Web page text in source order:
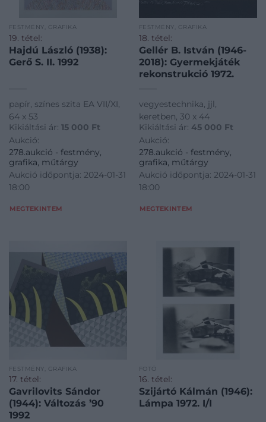
FESTMÉNY, GRAFIKA
19. tétel:
Hajdú László (1938):
Gerő S. II. 1992
papír, színes szita EA VII/XI,
64 x 53
Kikiáltási ár: 15 000 Ft
Aukció:
278.aukció - festmény,
grafika, műtárgy
Aukció időpontja: 2024-01-31
18:00
MEGTEKINTEM
FESTMÉNY, GRAFIKA
18. tétel:
Gellér B. István (1946-
2018): Gyermekjáték
rekonstrukció 1972.
vegyestechnika, jjl,
keretben, 30 x 44
Kikiáltási ár: 45 000 Ft
Aukció:
278.aukció - festmény,
grafika, műtárgy
Aukció időpontja: 2024-01-31
18:00
MEGTEKINTEM
FESTMÉNY, GRAFIKA
17. tétel:
Gavrilovits Sándor
(1944): Változás ’90
1992
FOTÓ
16. tétel:
Szijártó Kálmán (1946):
Lámpa 1972. I/I